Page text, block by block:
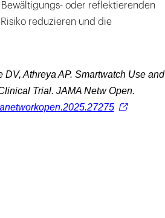
oder reflektierenden
reduzieren und die
Athreya AP. Smartwatch Use and
Trial. JAMA Netw Open.